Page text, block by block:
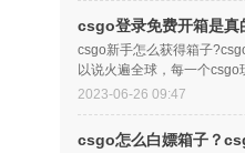
csgo登录免费开箱是
费领皮肤靠谱吗？
csgo新手怎么获得箱子
以说火遍全球，每一个
自拔，csgo官方开箱手续繁
2023-06-26 09:47
csgo怎么白嫖箱子？